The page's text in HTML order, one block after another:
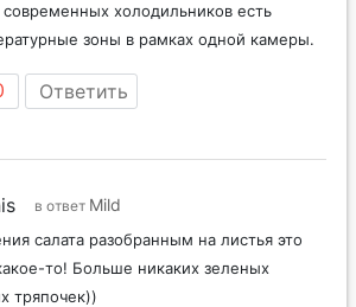
холодильников есть
зоны в рамках одной камеры.
Ответить
в ответ Mild
салата разобранным на листья это
то! Больше никаких зеленых
тряпочек))